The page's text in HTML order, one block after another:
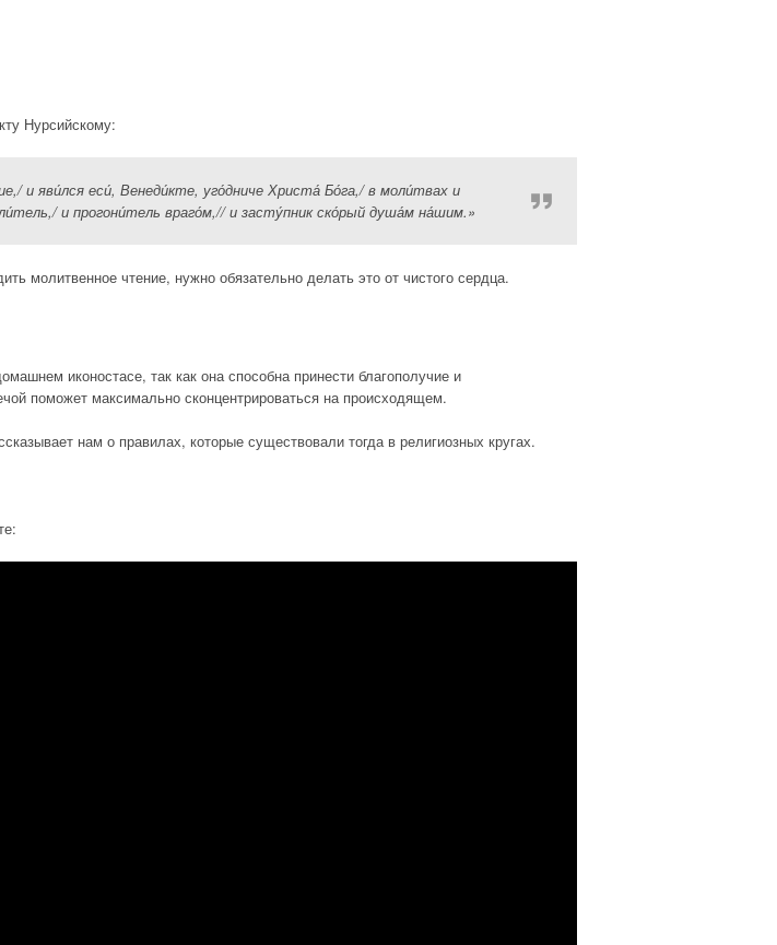
Нурсийскому:
и яви́лся еси́, Венеди́кте, уго́дниче Христа́ Бо́га,/ в моли́твах и
и прогони́тель враго́м,// и засту́пник ско́рый душа́м на́шим.»
молитвенное чтение, нужно обязательно делать это от чистого сердца.
иконостасе, так как она способна принести благополучие и
поможет максимально сконцентрироваться на происходящем.
нам о правилах, которые существовали тогда в религиозных кругах.